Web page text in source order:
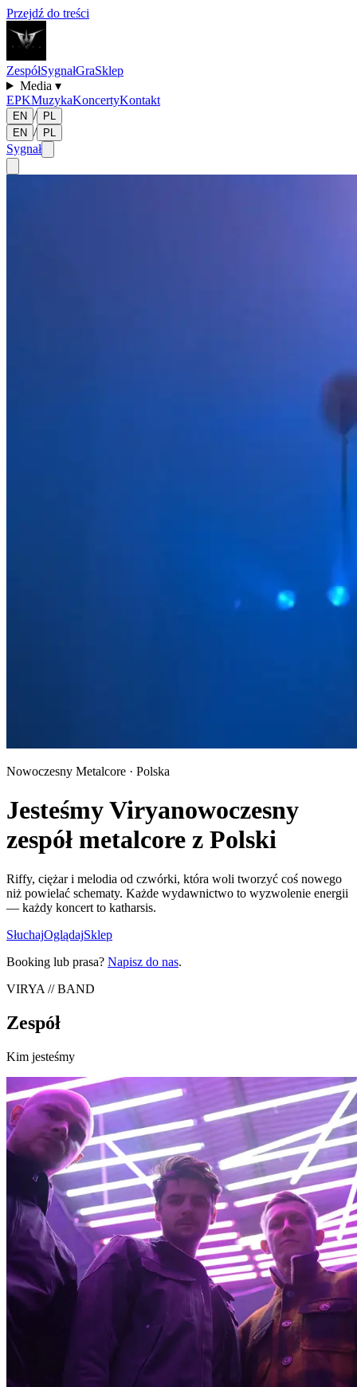
Przejdź do treści
ZespółSygnałGraSklep
Media ▾
EPKMuzykaKoncertyKontakt
EN /
PL
EN / PL
Sygnał
Nowoczesny Metalcore · Polska
Jesteśmy Viryanowoczesny
zespół metalcore z Polski
Riffy, ciężar i melodia od czwórki, która woli tworzyć coś nowego
niż powielać schematy. Każde wydawnictwo to wyzwolenie energii
— każdy koncert to katharsis.
SłuchajOglądajSklep
Booking lub prasa? Napisz do nas.
VIRYA // BAND
Zespół
Kim jesteśmy